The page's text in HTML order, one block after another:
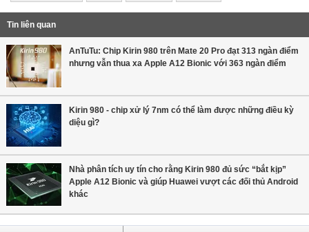
Tin liên quan
AnTuTu: Chip Kirin 980 trên Mate 20 Pro đạt 313 ngàn điểm
nhưng vẫn thua xa Apple A12 Bionic với 363 ngàn điểm
Kirin 980 - chip xử lý 7nm có thể làm được những điều kỳ
diệu gì?
Nhà phân tích uy tín cho rằng Kirin 980 đủ sức “bắt kịp”
Apple A12 Bionic và giúp Huawei vượt các đối thủ Android
khác